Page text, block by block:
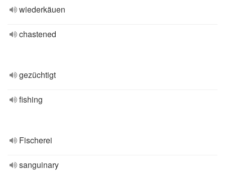
wiederkäuen
chastened
gezüchtigt
fishing
Fischerei
sanguinary